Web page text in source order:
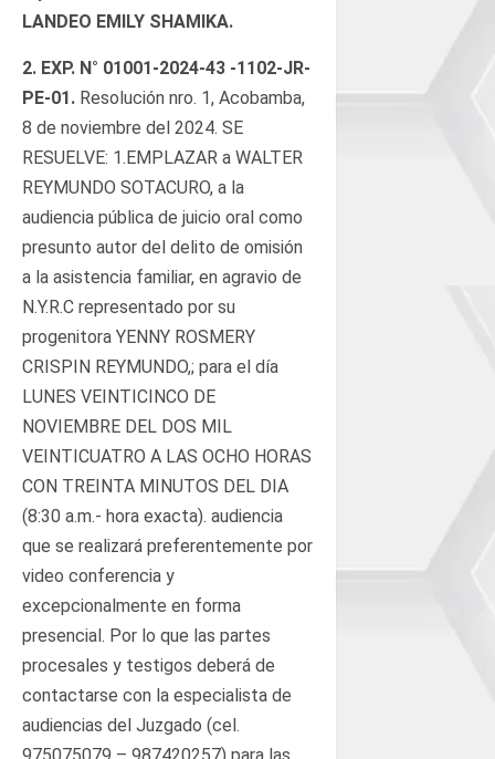
LANDEO EMILY SHAMIKA.
2. EXP. N° 01001-2024-43 -1102-JR-
PE-01. Resolución nro. 1, Acobamba,
8 de noviembre del 2024. SE
RESUELVE: 1.EMPLAZAR a WALTER
REYMUNDO SOTACURO, a la
audiencia pública de juicio oral como
presunto autor del delito de omisión
a la asistencia familiar, en agravio de
N.Y.R.C representado por su
progenitora YENNY ROSMERY
CRISPIN REYMUNDO,; para el día
LUNES VEINTICINCO DE
NOVIEMBRE DEL DOS MIL
VEINTICUATRO A LAS OCHO HORAS
CON TREINTA MINUTOS DEL DIA
(8:30 a.m.- hora exacta). audiencia
que se realizará preferentemente por
video conferencia y
excepcionalmente en forma
presencial. Por lo que las partes
procesales y testigos deberá de
contactarse con la especialista de
audiencias del Juzgado (cel.
975075079 – 987420257) para las